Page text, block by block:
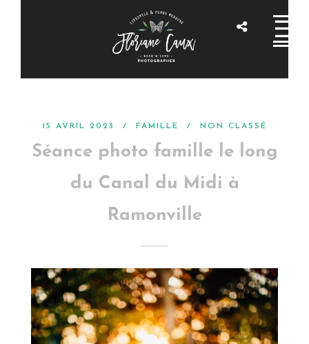
15 AVRIL 2023 / FAMILLE / NON CLASSÉ
Séance photo famille le long
du Canal du Midi à
Ramonville